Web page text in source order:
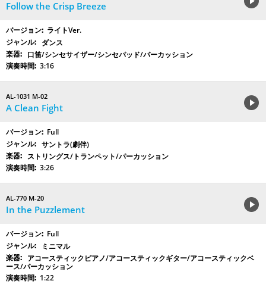
Follow the Crisp Breeze
ライトVer.
ダンス
口笛/シンセサイザー/シンセパッド/パーカッション
3:16
AL-1031 M-02
A Clean Fight
Full
サントラ(劇伴)
ストリングス/トランペット/パーカッション
3:26
AL-770 M-20
In the Puzzlement
Full
ミニマル
アコースティックピアノ/アコースティックギター/アコースティックベ
ース/パーカッション
1:22